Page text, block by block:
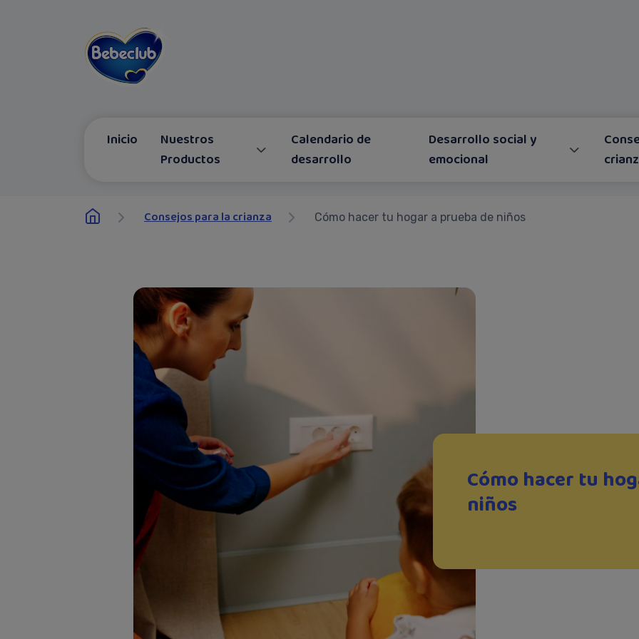
Inicio
Nuestros
Productos
Calendario de
desarrollo
Desarrollo social y
emocional
Consejos para la crianza Cómo hacer tu hogar a prueba de niños
Cómo hacer tu
niños